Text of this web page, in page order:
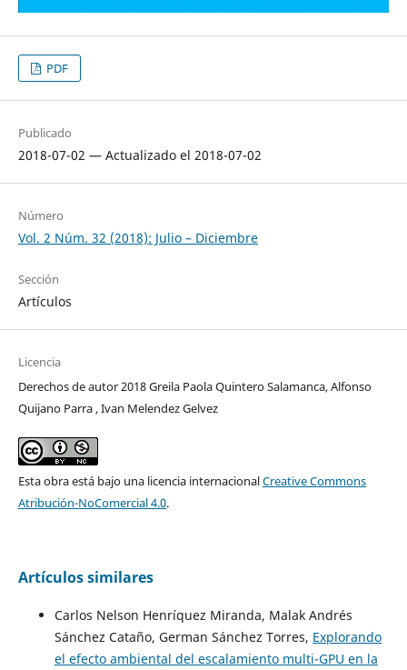
PDF
Publicado
2018-07-02 — Actualizado el 2018-07-02
Número
Vol. 2 Núm. 32 (2018): Julio – Diciembre
Sección
Artículos
Licencia
Derechos de autor 2018 Greila Paola Quintero Salamanca, Alfonso
Quijano Parra , Ivan Melendez Gelvez
Esta obra está bajo una licencia internacionalCreative Commons
Atribución-NoComercial 4.0.
Artículos similares
Carlos Nelson Henríquez Miranda, Malak Andrés
Sánchez Cataño, German Sánchez Torres, Explorando
el efecto ambiental del escalamiento multi-GPU en la